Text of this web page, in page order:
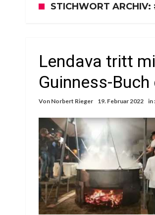
STICHWORT
Lendava tritt
Guinness-
Von Norbert Rieger 19. Februar 2022 in :